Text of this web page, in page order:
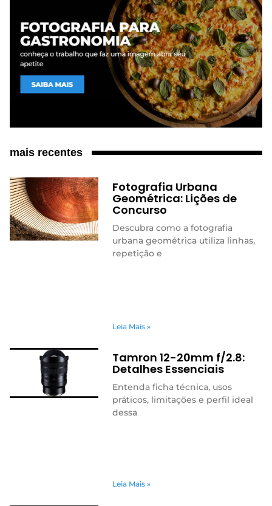
mais recentes
Fotografia Urbana
Geométrica: Lições de
Concurso
Descubra como a fotografia
urbana geométrica utiliza linhas,
repetição e
Leia Mais »
Tamron 12-20mm f/2.8:
Detalhes Essenciais
Entenda ficha técnica, usos
práticos, limitações e perfil ideal
dessa
Leia Mais »